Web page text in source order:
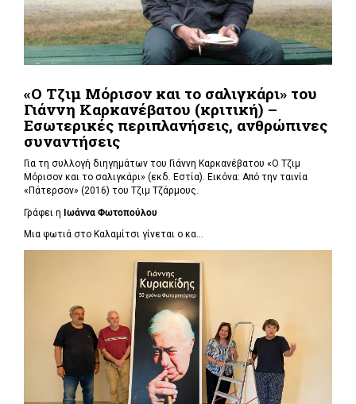
«Ο Τζιμ Μόρισον και το σαλιγκάρι» του
Γιάννη Καρκανέβατου (κριτική) –
Εσωτερικές περιπλανήσεις, ανθρώπινες
συναντήσεις
Για τη συλλογή διηγημάτων του Γιάννη Καρκανέβατου «Ο Τζιμ
Μόρισον και το σαλιγκάρι» (εκδ. Εστία). Εικόνα: Από την ταινία
«Πάτερσον» (2016) του Τζιμ Τζάρμους.
Γράφει η Ιωάννα Φωτοπούλου
Μια φωτιά στο Καλαμίτσι γίνεται ο κα...